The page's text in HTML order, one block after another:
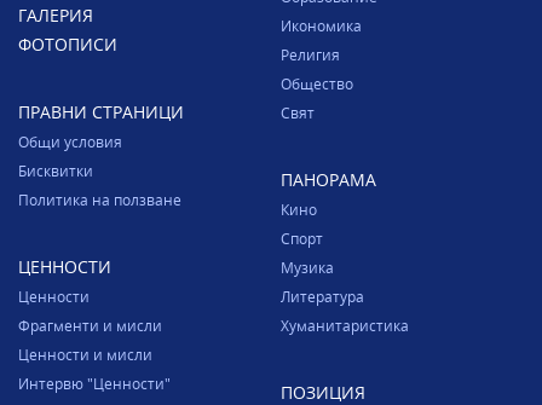
ГАЛЕРИЯ
ФОТОПИСИ
ПРАВНИ СТРАНИЦИ
Общи условия
Бисквитки
Политика на ползване
ЦЕННОСТИ
Ценности
Фрагменти и мисли
Ценности и мисли
Интервю "Ценности"
Икономика
Религия
Общество
Свят
ПАНОРАМА
Кино
Спорт
Музика
Литература
Хуманитаристика
ПОЗИЦИЯ